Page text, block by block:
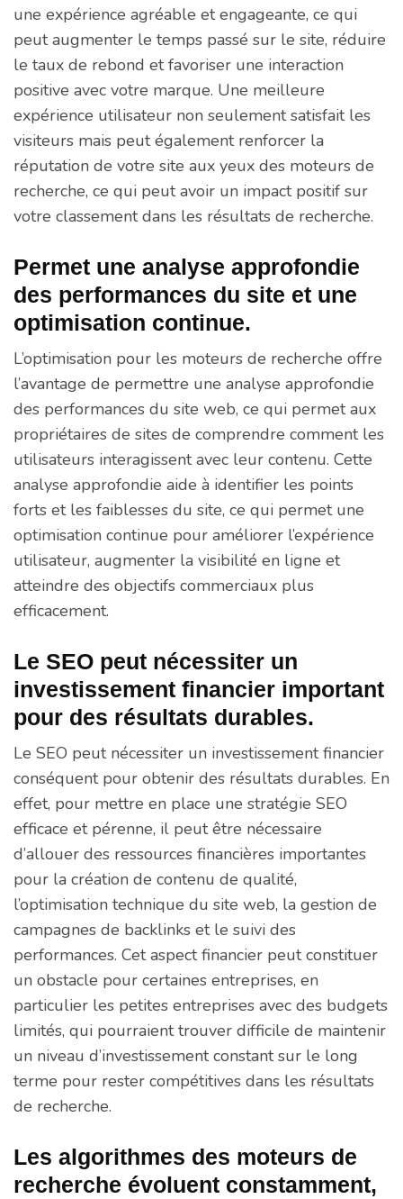
une expérience agréable et engageante, ce qui
peut augmenter le temps passé sur le site, réduire
le taux de rebond et favoriser une interaction
positive avec votre marque. Une meilleure
expérience utilisateur non seulement satisfait les
visiteurs mais peut également renforcer la
réputation de votre site aux yeux des moteurs de
recherche, ce qui peut avoir un impact positif sur
votre classement dans les résultats de recherche.
Permet une analyse approfondie
des performances du site et une
optimisation continue.
L’optimisation pour les moteurs de recherche offre
l’avantage de permettre une analyse approfondie
des performances du site web, ce qui permet aux
propriétaires de sites de comprendre comment les
utilisateurs interagissent avec leur contenu. Cette
analyse approfondie aide à identifier les points
forts et les faiblesses du site, ce qui permet une
optimisation continue pour améliorer l’expérience
utilisateur, augmenter la visibilité en ligne et
atteindre des objectifs commerciaux plus
efficacement.
Le SEO peut nécessiter un
investissement financier important
pour des résultats durables.
Le SEO peut nécessiter un investissement financier
conséquent pour obtenir des résultats durables. En
effet, pour mettre en place une stratégie SEO
efficace et pérenne, il peut être nécessaire
d’allouer des ressources financières importantes
pour la création de contenu de qualité,
l’optimisation technique du site web, la gestion de
campagnes de backlinks et le suivi des
performances. Cet aspect financier peut constituer
un obstacle pour certaines entreprises, en
particulier les petites entreprises avec des budgets
limités, qui pourraient trouver difficile de maintenir
un niveau d’investissement constant sur le long
terme pour rester compétitives dans les résultats
de recherche.
Les algorithmes des moteurs de
recherche évoluent constamment,